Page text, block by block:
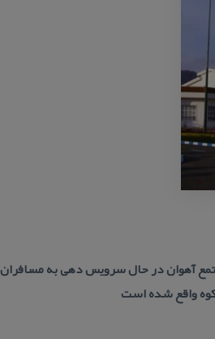
آهوان در حال سرویس دهی به مسافران